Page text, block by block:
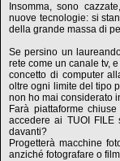
Insomma, sono
nuove tecnologie: si
della grande massa di
Se persino un
rete come un canale tv,
concetto di computer
oltre ogni limite del tipo
non ho mai considerato
Farà piattaforme
accedere ai TUOI
davanti?
Progetterà macchine
anziché fotografare o